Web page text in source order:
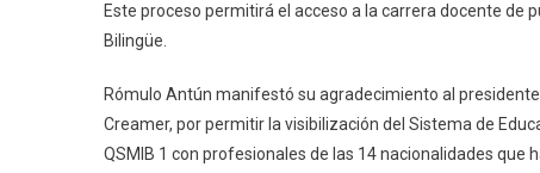
Este proceso permitirá el acceso a la carrera docente de
Bilingüe.
Rómulo Antún manifestó su agradecimiento al
Creamer, por permitir la visibilización del Sistema de
QSMIB 1 con profesionales de las 14 nacionalidades que